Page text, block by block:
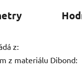
z:
z materiálu Dibond: